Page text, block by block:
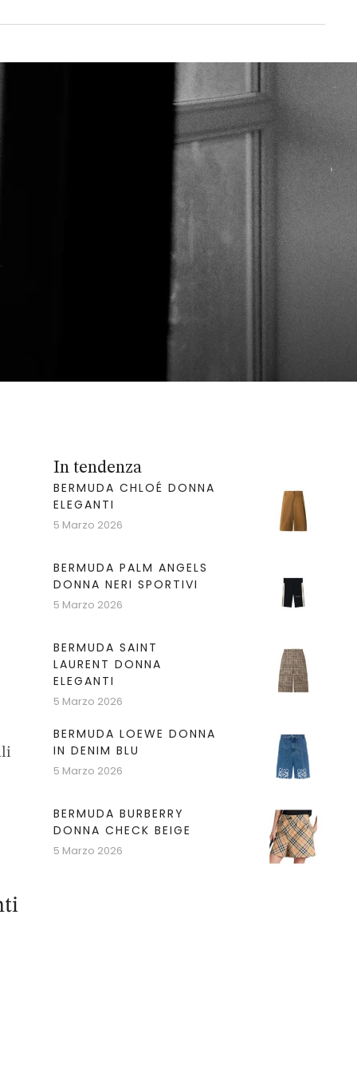
In tendenza
BERMUDA CHLOÉ DONNA
ELEGANTI
5 Marzo 2026
BERMUDA PALM ANGELS
DONNA NERI SPORTIVI
5 Marzo 2026
BERMUDA SAINT
LAURENT DONNA
ELEGANTI
5 Marzo 2026
BERMUDA LOEWE DONNA
IN DENIM BLU
5 Marzo 2026
BERMUDA BURBERRY
DONNA CHECK BEIGE
5 Marzo 2026